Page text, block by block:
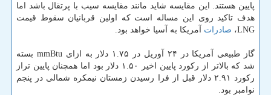
پایین هستند. این مقایسه شاید مانند مقایسه سیب با پرتقال باشد اما
هدف تاکید روی این مساله است که اولین قربانیان سقوط قیمت
LNG،
صادرات آمریکا به آسیا خواهد بود.
گاز طبیعی آمریکا در ۲۴ آوریل در ۱.۷۵ دلار به ازای mmBtu بسته
شد که بالاتر از رکورد پایین اخیر ۱.۵۰ دلار بود اما همچنان پایین تراز
رکورد ۲.۹۱ دلار قبل از فرا رسیدن زمستان نیمکره شمالی در پنجم
نوامبر بود.